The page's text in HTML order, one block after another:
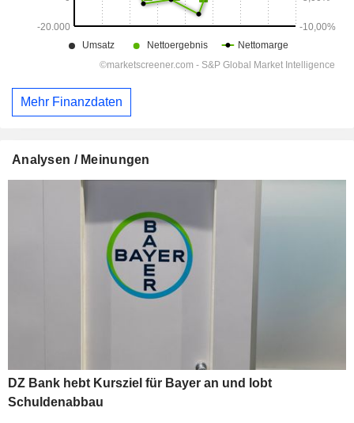
Mehr Finanzdaten
Analysen / Meinungen
DZ Bank hebt Kursziel für Bayer an und lobt
Schuldenabbau